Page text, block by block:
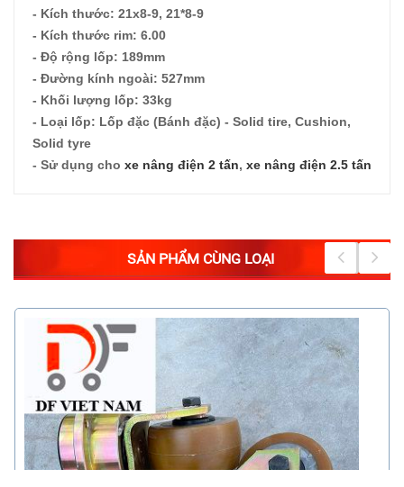
- Kích thước: 21x8-9, 21*8-9
- Kích thước rim: 6.00
- Độ rộng lốp: 189mm
- Đường kính ngoài: 527mm
- Khối lượng lốp: 33kg
- Loại lốp: Lốp đặc (Bánh đặc) - Solid tire, Cushion,
Solid tyre
- Sử dụng cho xe nâng điện 2 tấn, xe nâng điện 2.5 tấn
SẢN PHẨM CÙNG LOẠI